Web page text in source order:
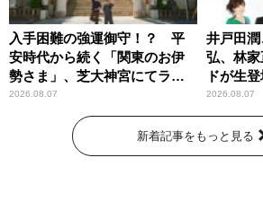
入手困難の強運御守！？ 平
安時代から続く「関東のお伊
勢さま」、芝大神宮にてラン
パンプスが合格祈願！
2026.08.07
井戸田
弘、林
ドが生
ー昼ズ』
2026.08.07
新着記事をもっと見る